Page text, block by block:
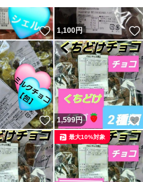
いいね！
1,100円
いいね！
1,599円
最大10%対象